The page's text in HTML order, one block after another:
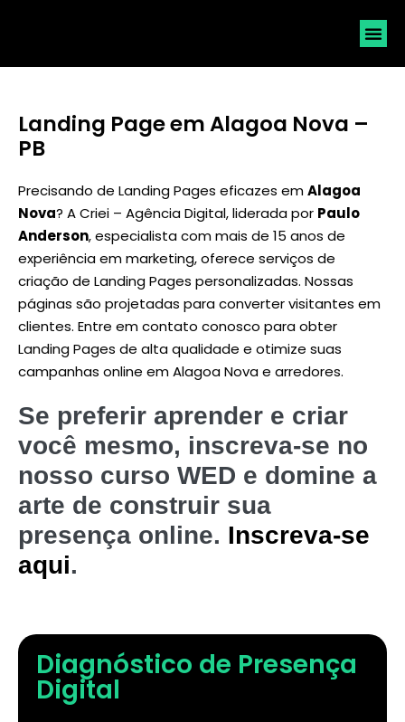
Landing Page em Alagoa Nova –
PB
Precisando de Landing Pages eficazes emAlagoa
Nova? A Criei – Agência Digital, liderada por Paulo
Anderson, especialista com mais de 15 anos de
experiência em marketing, oferece serviços de
criação de Landing Pages personalizadas. Nossas
páginas são projetadas para converter visitantes em
clientes. Entre em contato conosco para obter
Landing Pages de alta qualidade e otimize suas
campanhas online em Alagoa Nova e arredores.
Se preferir aprender e criar
você mesmo, inscreva-se no
nosso curso WED e domine a
arte de construir sua
presença online. Inscreva-se
aqui.
Diagnóstico de Presença
Digital